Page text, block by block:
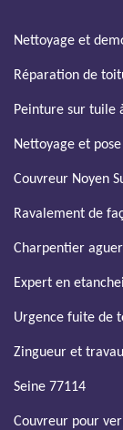
Nettoyage et
Réparation de
Peinture sur tuile
Nettoyage et
Couvreur Noyen
Ravalement de
Charpentier
Expert en
Urgence fuite de
Zingueur et
Seine 77114
Couvreur pour